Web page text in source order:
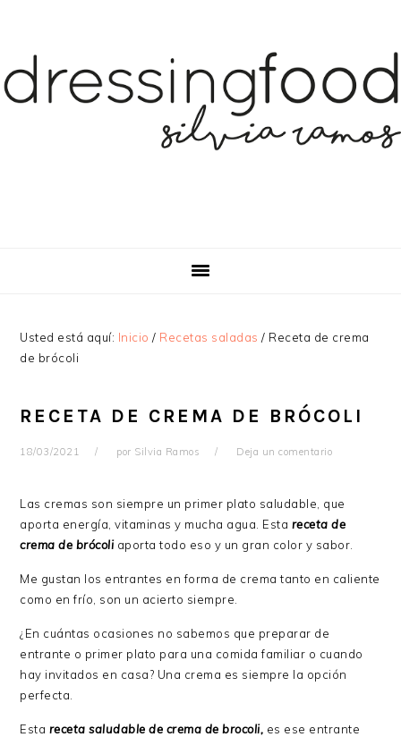
navegación
principal
principal
barra
lateral
Usted está aquí: Inicio / Recetas saladas / Receta de crema
de brócoli
RECETA DE CREMA DE BRÓCOLI
18/03/2021 por Silvia Ramos Deja un comentario
Las cremas son siempre un primer plato saludable, que
aporta energía, vitaminas y mucha agua. Esta receta de
crema de brócoliaporta todo eso y un gran color y sabor.
Me gustan los entrantes en forma de crema tanto en caliente
como en frío, son un acierto siempre.
¿En cuántas ocasiones no sabemos que preparar de
entrante o primer plato para una comida familiar o cuando
hay invitados en casa? Una crema es siempre la opción
perfecta.
Esta receta saludable de crema de brocoli, es ese entrante